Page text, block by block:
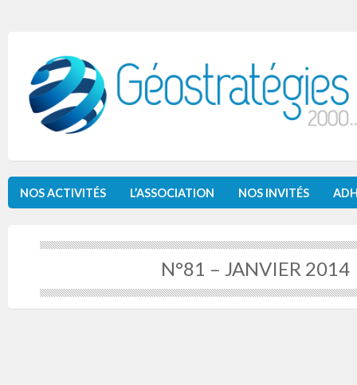
NOS ACTIVITÉS L’ASSOCIATION NOS INVITÉS
N°81 – JANVIER 2014